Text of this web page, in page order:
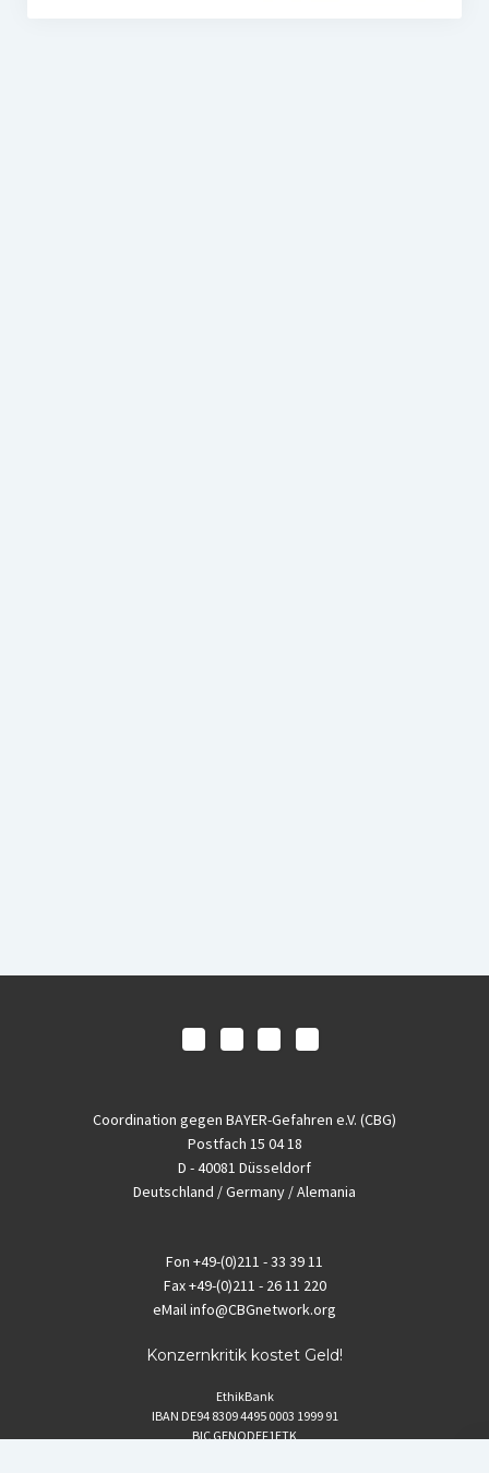
Coordination gegen BAYER-Gefahren e.V. (CBG)
Postfach 15 04 18
D - 40081 Düsseldorf
Deutschland / Germany / Alemania
Fon +49-(0)211 - 33 39 11
Fax+49-(0)211 - 26 11 220
eMailinfo@CBGnetwork.org
Konzernkritik kostet Geld!
EthikBank
IBAN DE94 8309 4495 0003 1999 91
BIC GENODEF1ETK